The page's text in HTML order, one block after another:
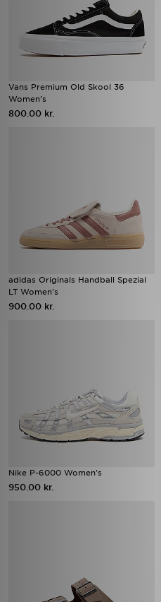
Vans Premium Old Skool 36
Women's
800.00 kr.
adidas Originals Handball Spezial
LT Women's
900.00 kr.
Nike P-6000 Women's
950.00 kr.